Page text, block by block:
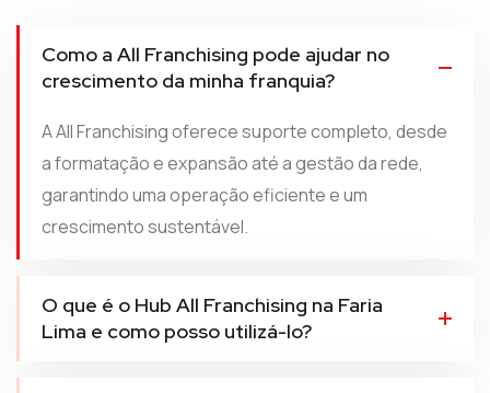
Como a All Franchising pode ajudar no
crescimento da minha franquia?
A All Franchising oferece suporte completo, desde
a formatação e expansão até a gestão da rede,
garantindo uma operação eficiente e um
crescimento sustentável.
O que é o Hub All Franchising na Faria
Lima e como posso utilizá-lo?